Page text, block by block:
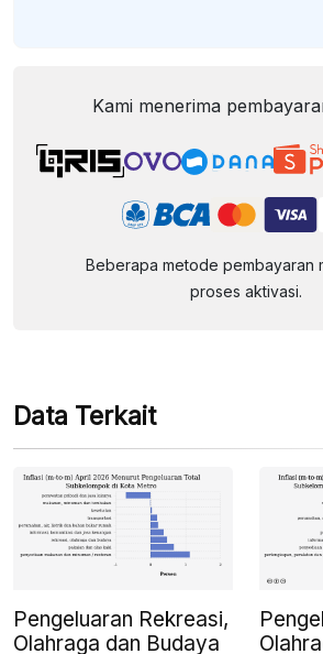
Kami menerima
Beberapa metode pembayaran
proses aktivasi.
Data Terkait
Pengeluaran Rekreasi,
Olahraga dan Budaya